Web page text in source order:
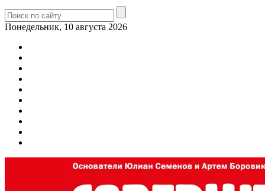
Понедельник, 10 августа 2026